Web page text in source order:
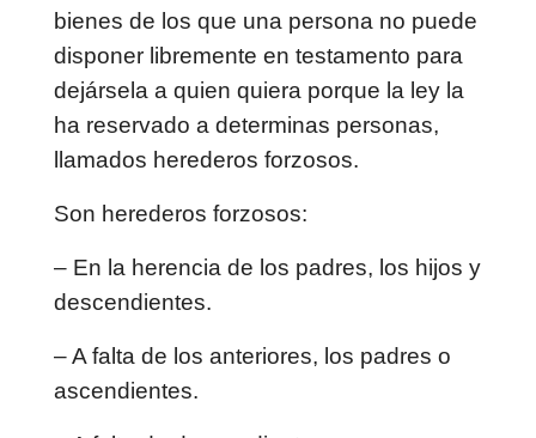
bienes de los que una persona no puede
disponer libremente en testamento para
dejársela a quien quiera porque la ley la
ha reservado a determinas personas,
llamados herederos forzosos.
Son herederos forzosos:
– En la herencia de los padres, los hijos y
descendientes.
– A falta de los anteriores, los padres o
ascendientes.